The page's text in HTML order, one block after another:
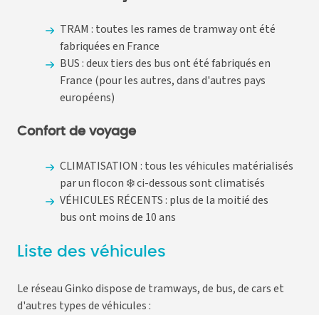
TRAM : toutes les rames de tramway ont été
fabriquées en France
BUS : deux tiers des bus ont été fabriqués en
France (pour les autres, dans d'autres pays
européens)
Confort de voyage
CLIMATISATION : tous les véhicules matérialisés
par un flocon ❄️ ci-dessous sont climatisés
VÉHICULES RÉCENTS : plus de la moitié des
bus ont moins de 10 ans
Liste des véhicules
Le réseau Ginko dispose de tramways, de bus, de cars et
d'autres types de véhicules :